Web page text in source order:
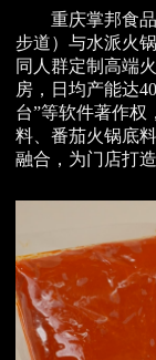
重庆掌邦食
步道）与水派火
同人群定制高端
房，日均产能达
台”等软件著作权
料、番茄火锅底
融合，为门店打